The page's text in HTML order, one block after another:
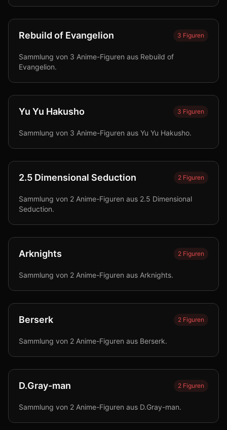
Rebuild of Evangelion 3 Figuren
Sammlung von 3 Anime-Figuren aus Rebuild of
Evangelion.
Yu Yu Hakusho 3 Figuren
Sammlung von 3 Anime-Figuren aus Yu Yu Hakusho.
2.5 Dimensional Seduction 2 Figuren
Sammlung von 2 Anime-Figuren aus 2.5 Dimensional
Seduction.
Arknights 2 Figuren
Sammlung von 2 Anime-Figuren aus Arknights.
Berserk 2 Figuren
Sammlung von 2 Anime-Figuren aus Berserk.
D.Gray-man 2 Figuren
Sammlung von 2 Anime-Figuren aus D.Gray-man.